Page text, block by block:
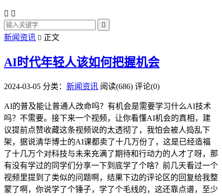
 

新闻资讯  正文
AI时代年轻人该如何把握机会
2024-03-05 分类： 新闻资讯 阅读(686) 评论(0)
AI的普及能让普通人改命吗？有机会是需要学习什么AI技术
吗？不需要。接下来一个视频，让你看懂AI机会的真相，建
议提前点赞收藏这条视频说的太透彻了，我怕会被人捣乱下
架，据说清华博士的AI课都卖了十几万份了，这是已经造福
了十几万个对科技与未来充满了期待和行动力的人才了呀，那
有没有学过的同学们分享一下到底学了个啥？前几天看过一个
视频里提到了类似的问题啊，结果下边的评论区的回复给我整
蒙了啊，你说学了个锤子，学了个毛线的，这还靠点谱，至少